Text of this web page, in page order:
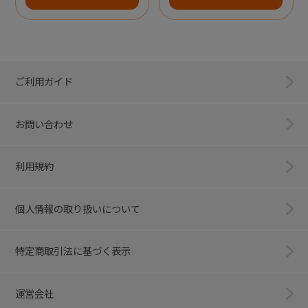
ご利用ガイド
お問い合わせ
利用規約
個人情報の取り扱いについて
特定商取引法に基づく表示
運営会社